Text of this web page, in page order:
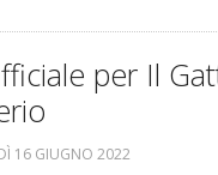
per Il
16 GIUGNO 2022